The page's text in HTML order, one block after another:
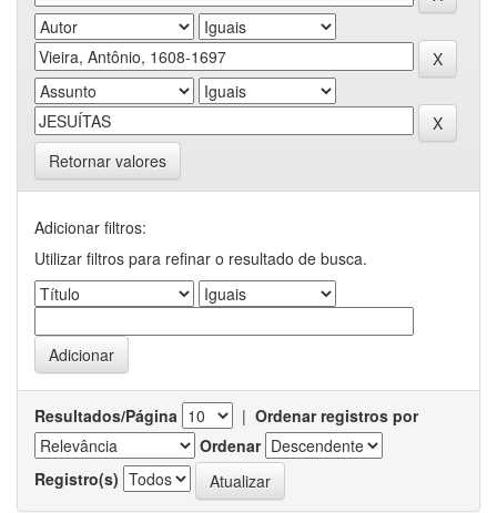
Retornar valores
Adicionar filtros:
Utilizar filtros para refinar o resultado de busca.
Resultados/Página | Ordenar registros por
Ordenar
Registro(s)